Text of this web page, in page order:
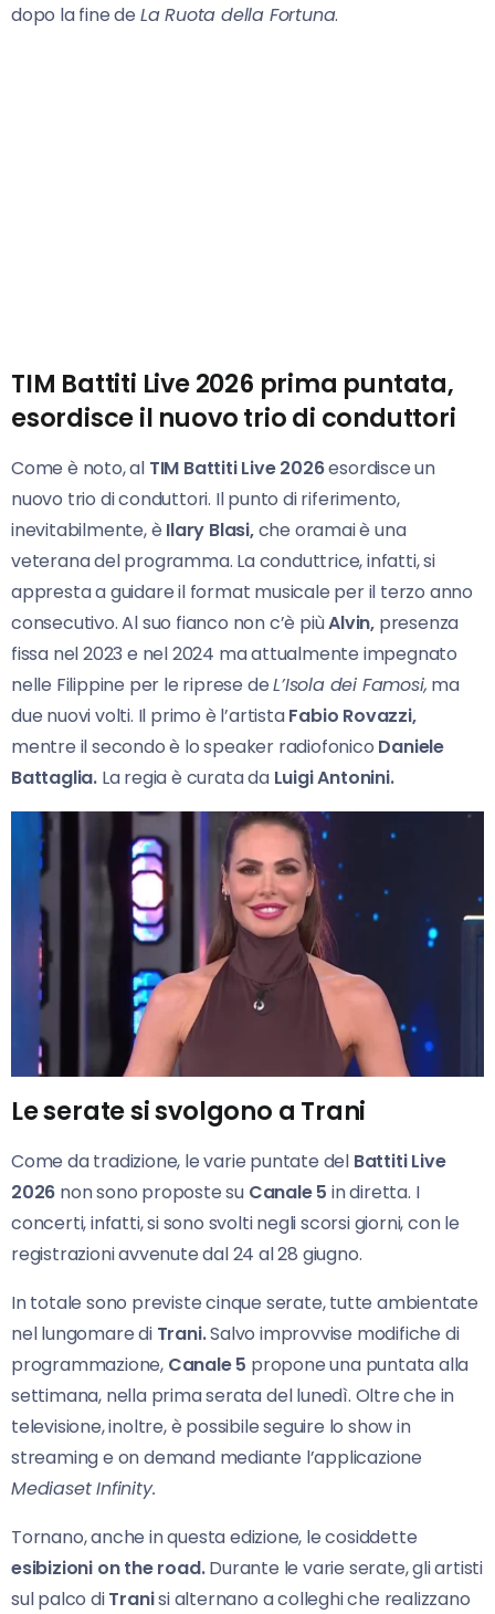
dopo la fine de La Ruota della Fortuna.
TIM Battiti Live 2026 prima puntata,
esordisce il nuovo trio di conduttori
Come è noto, al TIM BattitiLive 2026esordisce un
nuovo trio di conduttori. Il punto di riferimento,
inevitabilmente, è Ilary Blasi,che oramai è una
veterana del programma. La conduttrice, infatti, si
appresta a guidare il format musicale per il terzo anno
consecutivo. Al suo fianco non c’è piùAlvin, presenza
fissa nel 2023 e nel 2024 ma attualmente impegnato
nelle Filippine per le riprese deL’Isola dei Famosi, ma
due nuovi volti. Il primo è l’artistaFabio Rovazzi,
mentre il secondo è lo speaker radiofonico Daniele
Battaglia. La regia è curata da Luigi Antonini.
Le serate si svolgono a Trani
Come da tradizione, le varie puntate del Battiti Live
2026 non sono proposte su Canale 5 in diretta. I
concerti, infatti, si sono svolti negli scorsi giorni, con le
registrazioni avvenute dal 24 al 28 giugno.
In totale sono previste cinque serate, tutte ambientate
nel lungomare di Trani.Salvo improvvise modifiche di
programmazione, Canale 5 propone una puntata alla
settimana, nella prima serata del lunedì. Oltre che in
televisione, inoltre, è possibile seguire lo show in
streaming e on demand mediante l’applicazione
Mediaset Infinity.
Tornano, anche in questa edizione, le cosiddette
esibizioni on the road.Durante le varie serate, gli artisti
sul palco diTranisi alternano a colleghi che realizzano